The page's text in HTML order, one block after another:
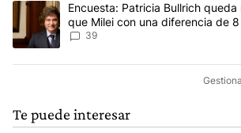
Un artículo de tendencia con el título
Encuesta: Patricia Bullrich
que Milei con una diferencia de
negativa
39